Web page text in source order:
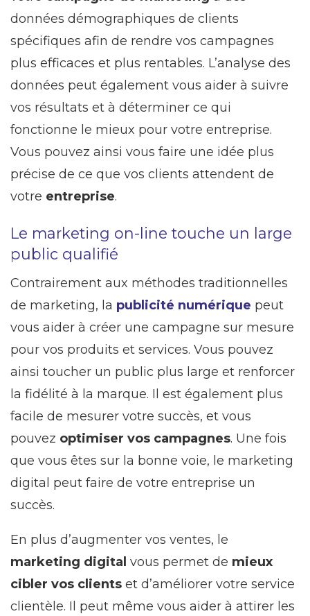
données démographiques de clients
spécifiques afin de rendre vos campagnes
plus efficaces et plus rentables. L’analyse des
données peut également vous aider à suivre
vos résultats et à déterminer ce qui
fonctionne le mieux pour votre entreprise.
Vous pouvez ainsi vous faire une idée plus
précise de ce que vos clients attendent de
votre entreprise.
Le marketing on-line touche un large
public qualifié
Contrairement aux méthodes traditionnelles
de marketing, la publicité numérique peut
vous aider à créer une campagne sur mesure
pour vos produits et services. Vous pouvez
ainsi toucher un public plus large et renforcer
la fidélité à la marque. Il est également plus
facile de mesurer votre succès, et vous
pouvez optimiser vos campagnes. Une fois
que vous êtes sur la bonne voie, le marketing
digital peut faire de votre entreprise un
succès.
En plus d’augmenter vos ventes, le
marketing digital vous permet de mieux
cibler vos clients et d’améliorer votre service
clientèle. Il peut même vous aider à attirer les